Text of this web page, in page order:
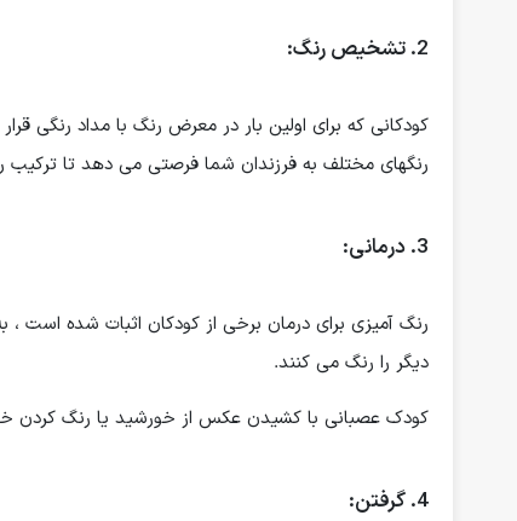
2. تشخیص رنگ:
کودکانی که برای اولین بار در معرض رنگ با مداد رنگی
رنگهای مختلف به فرزندان شما فرصتی می دهد تا ترکیب
3. درمانی:
رنگ آمیزی برای درمان برخی از کودکان اثبات شده است ،
دیگر را رنگ می کنند.
کودک عصبانی با کشیدن عکس از خورشید یا رنگ کردن
4. گرفتن: